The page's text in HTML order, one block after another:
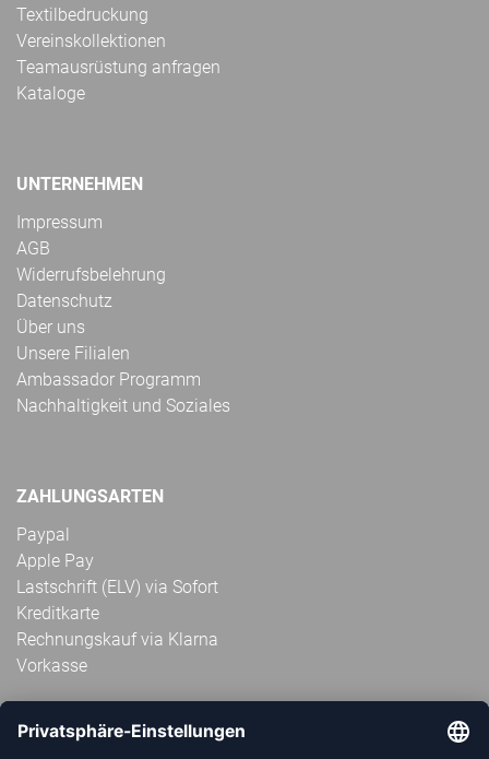
Textilbedruckung
Vereinskollektionen
Teamausrüstung anfragen
Kataloge
UNTERNEHMEN
Impressum
AGB
Widerrufsbelehrung
Datenschutz
Über uns
Unsere Filialen
Ambassador Programm
Nachhaltigkeit und Soziales
ZAHLUNGSARTEN
Paypal
Apple Pay
Lastschrift (ELV) via Sofort
Kreditkarte
Rechnungskauf via Klarna
Vorkasse
ABONNIERE JETZT DEN KOSTENLOSEN